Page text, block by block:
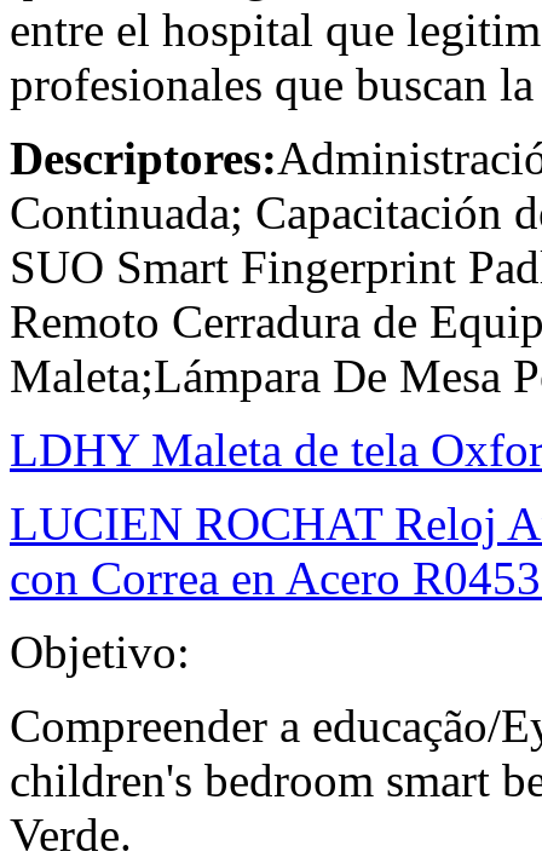
entre el hospital que
profesionales que buscan
Descriptores:
Continuada; Capacitación
SUO Smart Fingerprint
Remoto Cerradura de
Maleta;Lámpara De Mesa
LDHY Maleta de tela
LUCIEN ROCHAT Reloj
con Correa en Acero
Objetivo:
Compreender a educação/
children's bedroom smart
Verde.